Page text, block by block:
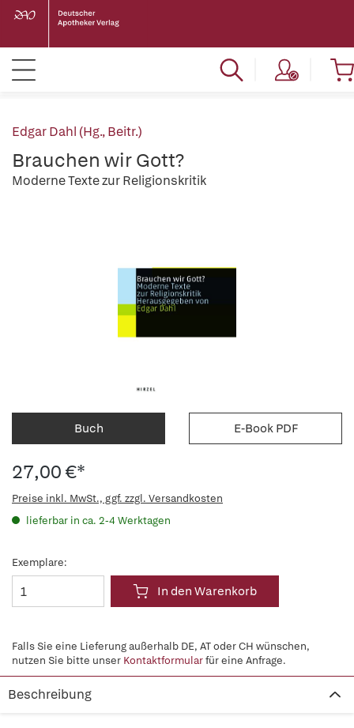
Edgar Dahl (Hg., Beitr.)
Brauchen wir Gott?
Moderne Texte zur Religionskritik
Buch E-Book PDF
27,00 €*
Preise inkl. MwSt., ggf. zzgl. Versandkosten
lieferbar in ca. 2-4 Werktagen
Exemplare:
In den Warenkorb
Falls Sie eine Lieferung außerhalb DE, AT oder CH wünschen,
nutzen Sie bitte unser Kontaktformularfür eine Anfrage.
Beschreibung